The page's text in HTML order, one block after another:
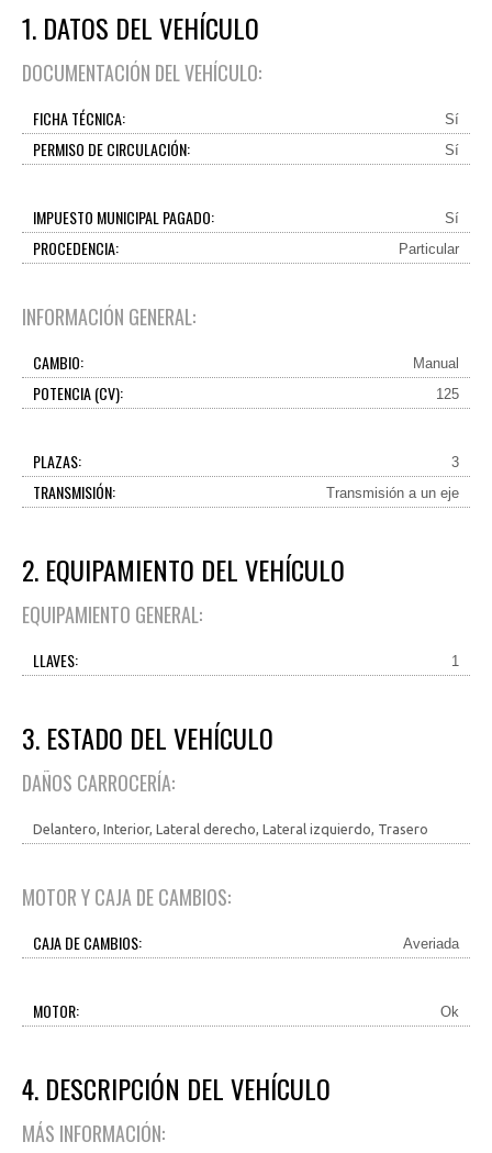
1. DATOS DEL VEHÍCULO
DOCUMENTACIÓN DEL VEHÍCULO:
FICHA TÉCNICA: Sí
PERMISO DE CIRCULACIÓN: Sí
IMPUESTO MUNICIPAL PAGADO: Sí
PROCEDENCIA: Particular
INFORMACIÓN GENERAL:
CAMBIO: Manual
POTENCIA (CV): 125
PLAZAS: 3
TRANSMISIÓN: Transmisión a un eje
2. EQUIPAMIENTO DEL VEHÍCULO
EQUIPAMIENTO GENERAL:
LLAVES: 1
3. ESTADO DEL VEHÍCULO
DAÑOS CARROCERÍA:
Delantero, Interior, Lateral derecho, Lateral izquierdo, Trasero
MOTOR Y CAJA DE CAMBIOS:
CAJA DE CAMBIOS: Averiada
MOTOR: Ok
4. DESCRIPCIÓN DEL VEHÍCULO
MÁS INFORMACIÓN: